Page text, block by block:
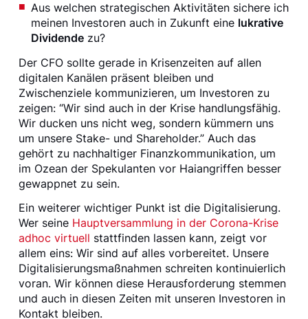
Aus welchen strategischen Aktivitäten sichere ich
meinen Investoren auch in Zukunft eine lukrative
Dividendezu?
Der CFO sollte gerade in Krisenzeiten auf allen
digitalen Kanälen präsent bleiben und
Zwischenziele kommunizieren, um Investoren zu
zeigen: “Wir sind auch in der Krise handlungsfähig.
Wir ducken uns nicht weg, sondern kümmern uns
um unsere Stake- und Shareholder.” Auch das
gehört zu nachhaltiger Finanzkommunikation, um
im Ozean der Spekulanten vor Haiangriffen besser
gewappnet zu sein.
Ein weiterer wichtiger Punkt ist die Digitalisierung.
Wer seine Hauptversammlung in der Corona-Krise
adhoc virtuell stattfinden lassen kann, zeigt vor
allem eins: Wir sind auf alles vorbereitet. Unsere
Digitalisierungsmaßnahmen schreiten kontinuierlich
voran. Wir können diese Herausforderung stemmen
und auch in diesen Zeiten mit unseren Investoren in
Kontakt bleiben.